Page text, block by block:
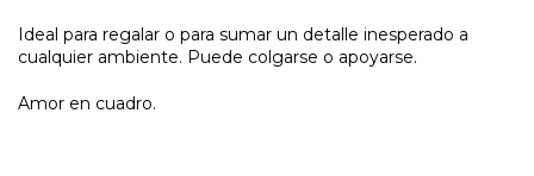
Ideal para regalar o para sumar un detalle inesperado a
cualquier ambiente. Puede colgarse o apoyarse.
Amor en cuadro.